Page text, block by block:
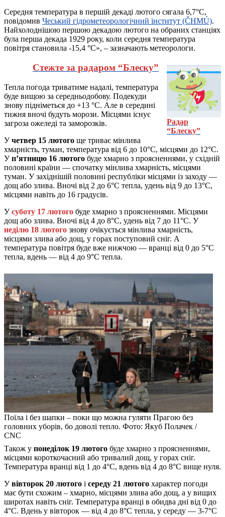
Середня температура в першій декаді лютого сягала 6,7°С,
повідомив Чеський гідрометеорологічний інститут (ČHMÚ).
Найхолоднішою першою декадою лютого на обраних станціях
була перша декада 1929 року, коли середня температура
повітря становила -15,4 °C», – зазначають метеорологи.
Радар
“Блеску”
Стежте за радаром “Блеску”
Тепла погода триватиме надалі, температура
буде вищою за середньодобову. Подекуди
знову підніметься до +13 °C. Але в середині
тижня вночі будуть морози. Місцями існує
загроза ожеледі та заморозків.
Учетвер 15 лютого ще триває мінлива
хмарність, туман, температура від 6 до 10°С, місцями до 12°С.
Уп’ятницю 16 лютого буде хмарно з проясненнями, у східній
половині країни — спочатку мінлива хмарність, місцями
туман. У західнішій половині республіки місцями із заходу —
дощ або злива. Вночі від 2 до 6°C тепла, удень від 9 до 13°C,
місцями навіть до 16 градусів.
Усуботу 17 лютого буде хмарно з проясненнями. Місцями
дощ або злива. Вночі від 4 до 8°C, удень від 7 до 11°C. У
неділю 18 лютого знову очікується мінлива хмарність,
місцями злива або дощ, у горах поступовий сніг. А
температура повітря буде вже нижчою — вранці від 0 до 5°С
тепла, вдень — від 4 до 9°С тепла.
Поїла і без шапки – поки що можна гуляти Прагою без
головних уборів, бо доволі тепло. Фото: Якуб Полачек /
CNC
Також у понеділок 19 лютого буде хмарно з проясненнями,
місцями короткочасний або тривалий дощ, у горах сніг.
Температура вранці від 1 до 4°C, вдень від 4 до 8°C вище нуля.
Увівторок 20 лютого і середу 21 лютого характер погоди
має бути схожим – хмарно, місцями злива або дощ, а у вищих
широтах навіть сніг. Температура вранці в обидва дні від 0 до
4°C. Вдень у вівторок — від 4 до 8°С тепла, у середу — 3-7°С